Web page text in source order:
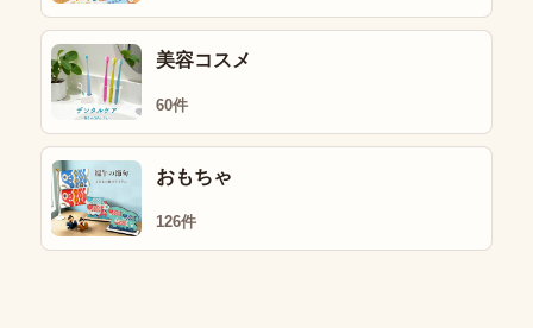
美容コスメ
60件
おもちゃ
126件